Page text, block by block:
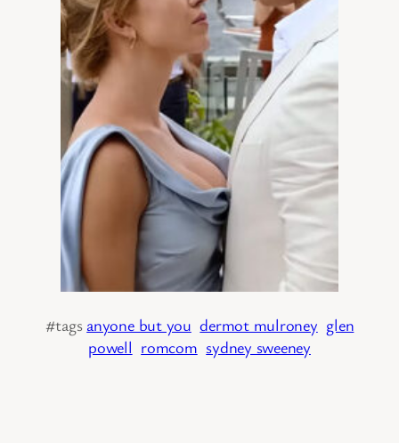
#tags anyone but you dermot mulroney glen
powell romcom sydney sweeney